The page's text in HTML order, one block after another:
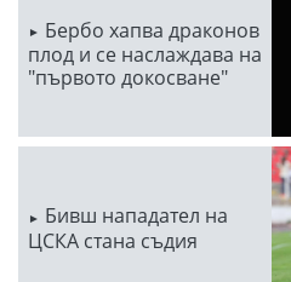
Бербо хапва драконов
плод и се наслаждава на
"първото докосване"
Бивш нападател на
ЦСКА стана съдия